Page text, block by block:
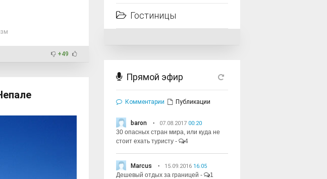
+49
Гостиницы
Прямой эфир
Комментарии Публикации
baron 07.08.2017 00:20
30 опасных стран мира, или куда не
стоит ехать туристу - 4
Marcus 15.09.2016 16:05
Дешевый отдых за границей - 1